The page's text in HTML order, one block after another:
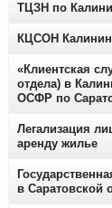
ТЦЗН по
КЦСОН
«Клиентская
отдела) в
ОСФР по
Легализация
аренду жилье
в Саратовской